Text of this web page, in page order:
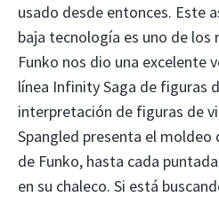
usado desde entonces. Este
baja tecnología es uno de los
Funko nos dio una excelente
línea Infinity Saga de figuras
interpretación de figuras de
Spangled presenta el
de Funko, hasta cada
en su chaleco. Si está